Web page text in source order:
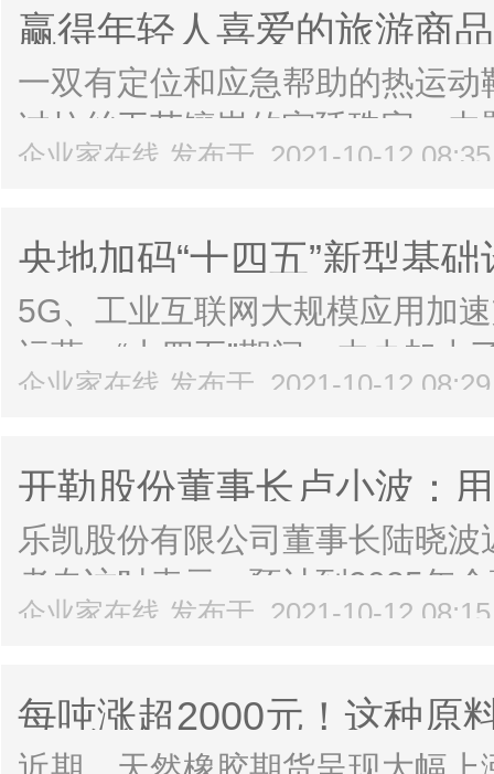
赢得年轻人喜爱的旅游商
一双有定位和应急帮助的热运
过拉丝工艺镶嵌的宫廷珠宝，
十二星座香囊的可爱娃娃，融
不仅使...
企业家在线 发布于 2021-10-12
央地加码“十四五”新型基
网规模化应用加快
5G、工业互联网大规模应用加
运营。“十四五”期间，中央加
务院常务会议近日审议通过新基
企业家在线 发布于 2021-10-12
开勒股份董事长卢小波：
风扇市场全球竞争
乐凯股份有限公司董事长陆晓
者专访时表示，预计到2025年
以上的年增长率，国内年增长
企业家在线 发布于 2021-10-12
每吨涨超2000元！这种原
弃它？加工厂开工率不到五